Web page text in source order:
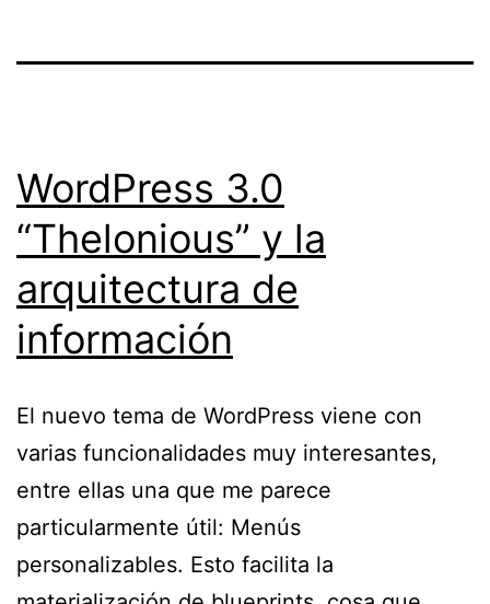
WordPress 3.0
“Thelonious” y la
arquitectura de
información
El nuevo tema de WordPress viene con
varias funcionalidades muy interesantes,
entre ellas una que me parece
particularmente útil: Menús
personalizables. Esto facilita la